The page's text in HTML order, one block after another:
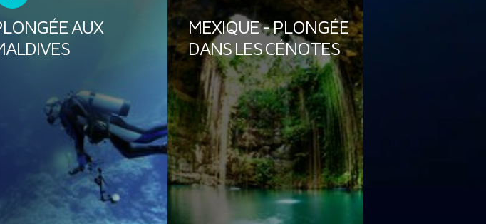
AUX
MEXIQUE - PLONGÉE
DANS LES CÉNOTES